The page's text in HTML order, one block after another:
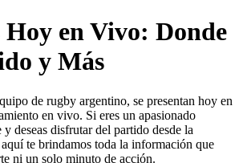
Hoy en Vivo: Donde
y Más
de rugby argentino, se presentan hoy en
en vivo. Si eres un apasionado
y deseas disfrutar del partido desde la
te brindamos toda la información que
ni un solo minuto de acción.